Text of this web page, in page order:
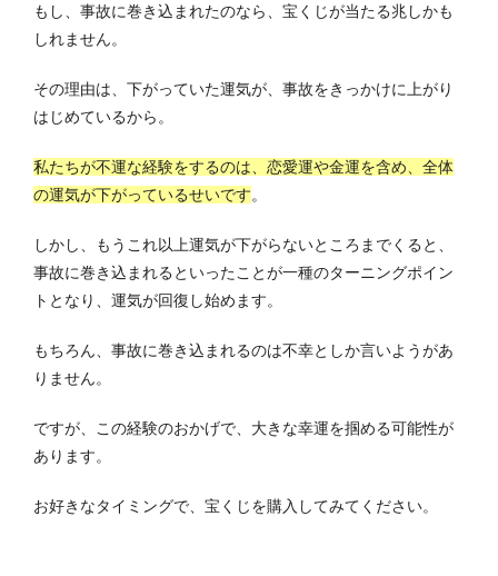
もし、事故に巻き込まれたのなら、宝くじが当たる兆しかも
しれません。
その理由は、下がっていた運気が、事故をきっかけに上がり
はじめているから。
私たちが不運な経験をするのは、恋愛運や金運を含め、全体
の運気が下がっているせいです。
しかし、もうこれ以上運気が下がらないところまでくると、
事故に巻き込まれるといったことが一種のターニングポイン
トとなり、運気が回復し始めます。
もちろん、事故に巻き込まれるのは不幸としか言いようがあ
りません。
ですが、この経験のおかげで、大きな幸運を掴める可能性が
あります。
お好きなタイミングで、宝くじを購入してみてください。